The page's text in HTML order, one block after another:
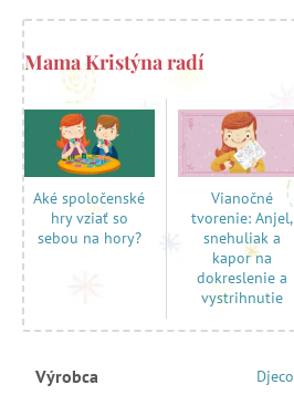
Mama Kristýna radí
Aké spoločenské
hry vziať so
sebou na hory?
Vianočné
tvorenie: Anjel,
snehuliak a
kapor na
dokreslenie a
vystrihnutie
Výrobca Djeco